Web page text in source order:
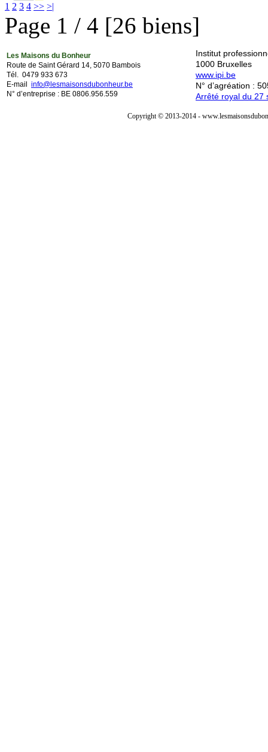
1 2 3 4 >> >|
Page 1 / 4 [26 biens]
Les Maisons du Bonheur
Route de Saint Gérard 14, 5070 Bambois
Tél. 0479 933 673
E-mail info@lesmaisonsdubonheur.be
N° d’entreprise : BE 0806.956.559
Institut
1000 Bruxelles
www.ipi.be
N° d’agréation :
Arrêté royal du 27
Copyright © 2013-2014 -